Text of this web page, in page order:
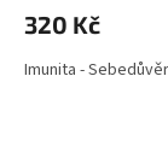
320 Kč
Imunita -